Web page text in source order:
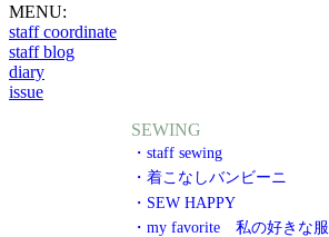
MENU:
staff coordinate
staff blog
diary
issue
SEWING
・staff sewing
・着こなしバンビーニ
・SEW HAPPY
・my favorite 私の好きな服